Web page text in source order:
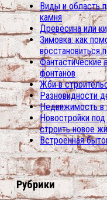
Виды и область
камня
Древесина или
Зимовка: как
восстановиться
фонтанов
Жби в
Разновидности
Недвижимость в
Новостройки
строить новое
Встроенная
Рубрики